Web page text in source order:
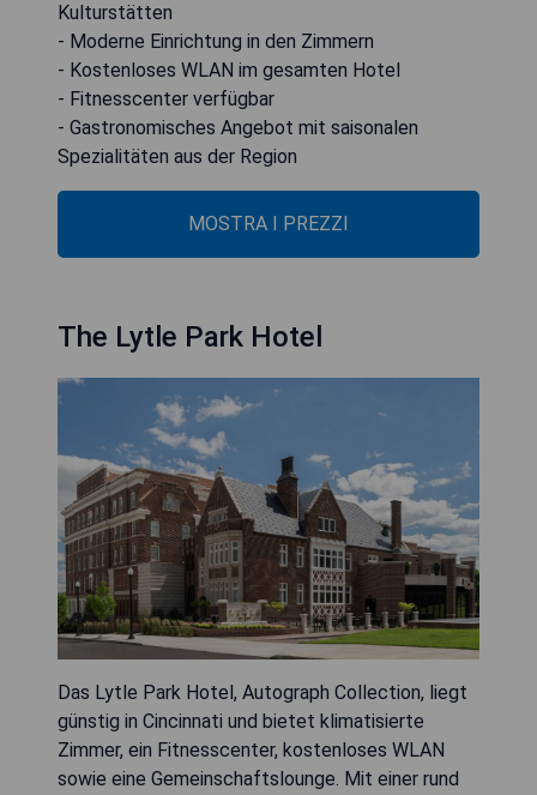
Kulturstätten
- Moderne Einrichtung in den Zimmern
- Kostenloses WLAN im gesamten Hotel
- Fitnesscenter verfügbar
- Gastronomisches Angebot mit saisonalen
Spezialitäten aus der Region
MOSTRA I PREZZI
The Lytle Park Hotel
Das Lytle Park Hotel, Autograph Collection, liegt
günstig in Cincinnati und bietet klimatisierte
Zimmer, ein Fitnesscenter, kostenloses WLAN
sowie eine Gemeinschaftslounge. Mit einer rund